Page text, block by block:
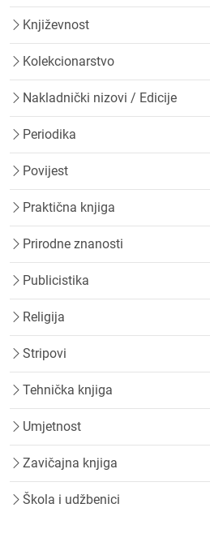
Književnost
Kolekcionarstvo
Nakladnički nizovi / Edicije
Periodika
Povijest
Praktična knjiga
Prirodne znanosti
Publicistika
Religija
Stripovi
Tehnička knjiga
Umjetnost
Zavičajna knjiga
Škola i udžbenici